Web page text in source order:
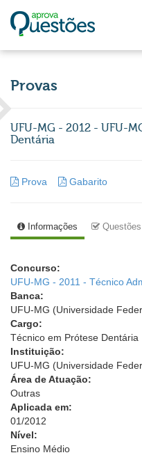
Provas
UFU-MG - 2012 - UFU-
Dentária
Prova Gabarito
Informações
Concurso:
UFU-MG - 2011 - Técnico
Banca:
UFU-MG (Universidade
Cargo:
Técnico em Prótese Dentária
Instituição:
UFU-MG (Universidade
Área de Atuação:
Outras
Aplicada em:
01/2012
Nível:
Ensino Médio